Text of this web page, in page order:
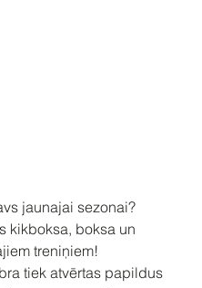
jaunajai sezonai?
kikboksa, boksa un
treniņiem!
tiek atvērtas papildus